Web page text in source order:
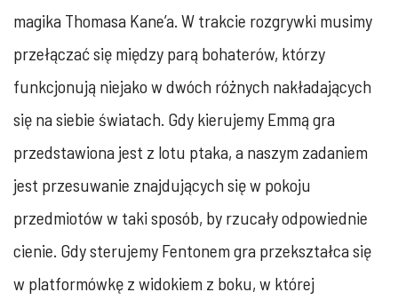
magika Thomasa Kane’a. W trakcie rozgrywki musimy
przełączać się między parą bohaterów, którzy
funkcjonują niejako w dwóch różnych nakładających
się na siebie światach. Gdy kierujemy Emmą gra
przedstawiona jest z lotu ptaka, a naszym zadaniem
jest przesuwanie znajdujących się w pokoju
przedmiotów w taki sposób, by rzucały odpowiednie
cienie. Gdy sterujemy Fentonem gra przekształca się
w platformówkę z widokiem z boku, w której